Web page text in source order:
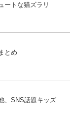
ートな猫ズラリ
とめ
、SNS話題キッズ